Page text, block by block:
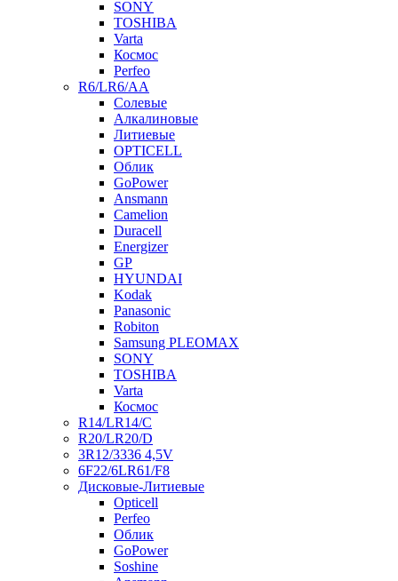
SONY
TOSHIBA
Varta
Космос
Perfeo
R6/LR6/AA
Солевые
Алкалиновые
Литиевые
OPTICELL
Облик
GoPower
Ansmann
Camelion
Duracell
Energizer
GP
HYUNDAI
Kodak
Panasonic
Robiton
Samsung PLEOMAX
SONY
TOSHIBA
Varta
Космос
R14/LR14/C
R20/LR20/D
3R12/3336 4,5V
6F22/6LR61/F8
Дисковые-Литиевые
Opticell
Perfeo
Облик
GoPower
Soshine